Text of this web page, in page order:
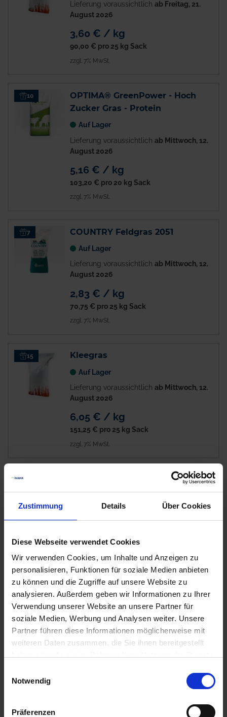
Zustimmung Details Über Cookies
Diese Webseite verwendet Cookies
Wir verwenden Cookies, um Inhalte und Anzeigen zu
personalisieren, Funktionen für soziale Medien anbieten
zu können und die Zugriffe auf unsere Website zu
analysieren. Außerdem geben wir Informationen zu Ihrer
Verwendung unserer Website an unsere Partner für
soziale Medien, Werbung und Analysen weiter. Unsere
Partner führen diese Informationen möglicherweise mit
weiteren Daten zusammen, die Sie ihnen bereitgestellt
Notwendig
Präferenzen
Lieferung voraussichtlich ab Freitag, 21.
August 2026
3,60 € / kg
90,00 € pro 25 kg Sack
zzgl. 7% MwSt.
10
OPTIMA® GreenPower - Hoch
Zucker Gras - Protein
Auf Lager
Lieferung voraussichtlich ab Mittwoch, 12.
August 2026
5,16 € / kg
103,20 € pro 20 kg Sack
zzgl. 7% MwSt.
7 COUNTRY Feldgras 2051
Auf Lager
Lieferung voraussichtlich ab Mittwoch, 12.
August 2026
2,83 € / kg
70,75 € pro 25 kg Sack
zzgl. 7% MwSt.
15 Kleegras
Auf Lager
Lieferung voraussichtlich ab Mittwoch, 12.
August 2026
6,05 € / kg
151,25 € pro 25 kg Sack
zzgl. 7% MwSt.
BAT Pro Standard Universal
Lieferung voraussichtlich
ab Mittwoch, 12.
August 2026
4,50 € / kg
112,50 € pro 25 kg Sack
zzgl. 7% MwSt.
Ackergras
Auf Lager
Lieferung voraussichtlichab Mittwoch, 12.
August 2026